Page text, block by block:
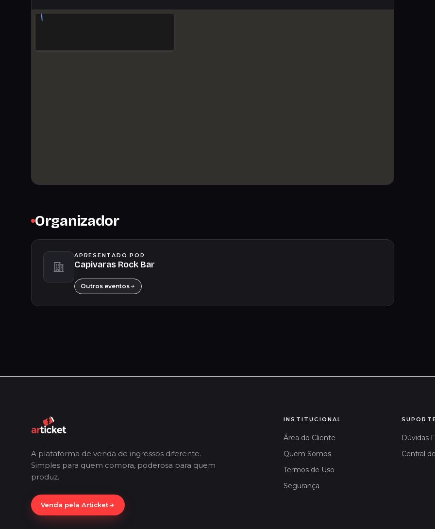
Organizador
APRESENTADO POR
Capivaras Rock Bar
Outros eventos
A plataforma de venda de ingressos diferente.
Simples para quem compra, poderosa para quem
produz.
Venda pela Articket
INSTITUCIONAL
Área do Cliente
Quem Somos
Termos de Uso
Segurança
Dúvidas
Central